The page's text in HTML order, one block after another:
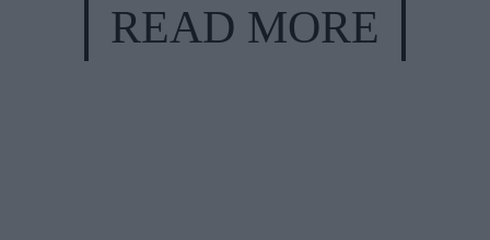
READ MORE